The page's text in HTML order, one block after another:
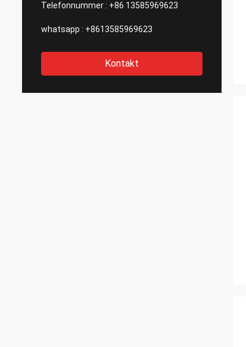
Telefonnummer : +86 13585969623
whatsapp : +8613585969623
Kontakt